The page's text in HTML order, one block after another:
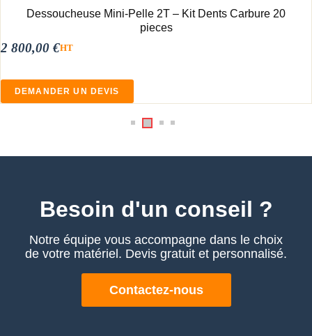
Dessoucheuse Mini-Pelle 2T – Kit Dents Carbure 20
pieces
2 800,00 €HT
DEMANDER UN DEVIS
Besoin d'un conseil ?
Notre équipe vous accompagne dans le choix
de votre matériel. Devis gratuit et personnalisé.
Contactez-nous